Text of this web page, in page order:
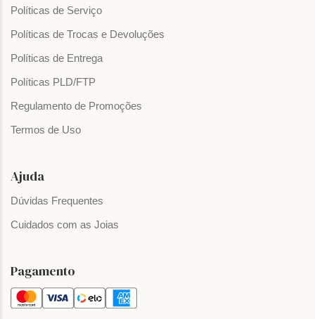
Políticas de Serviço
Políticas de Trocas e Devoluções
Políticas de Entrega
Políticas PLD/FTP
Regulamento de Promoções
Termos de Uso
Ajuda
Dúvidas Frequentes
Cuidados com as Joias
Pagamento